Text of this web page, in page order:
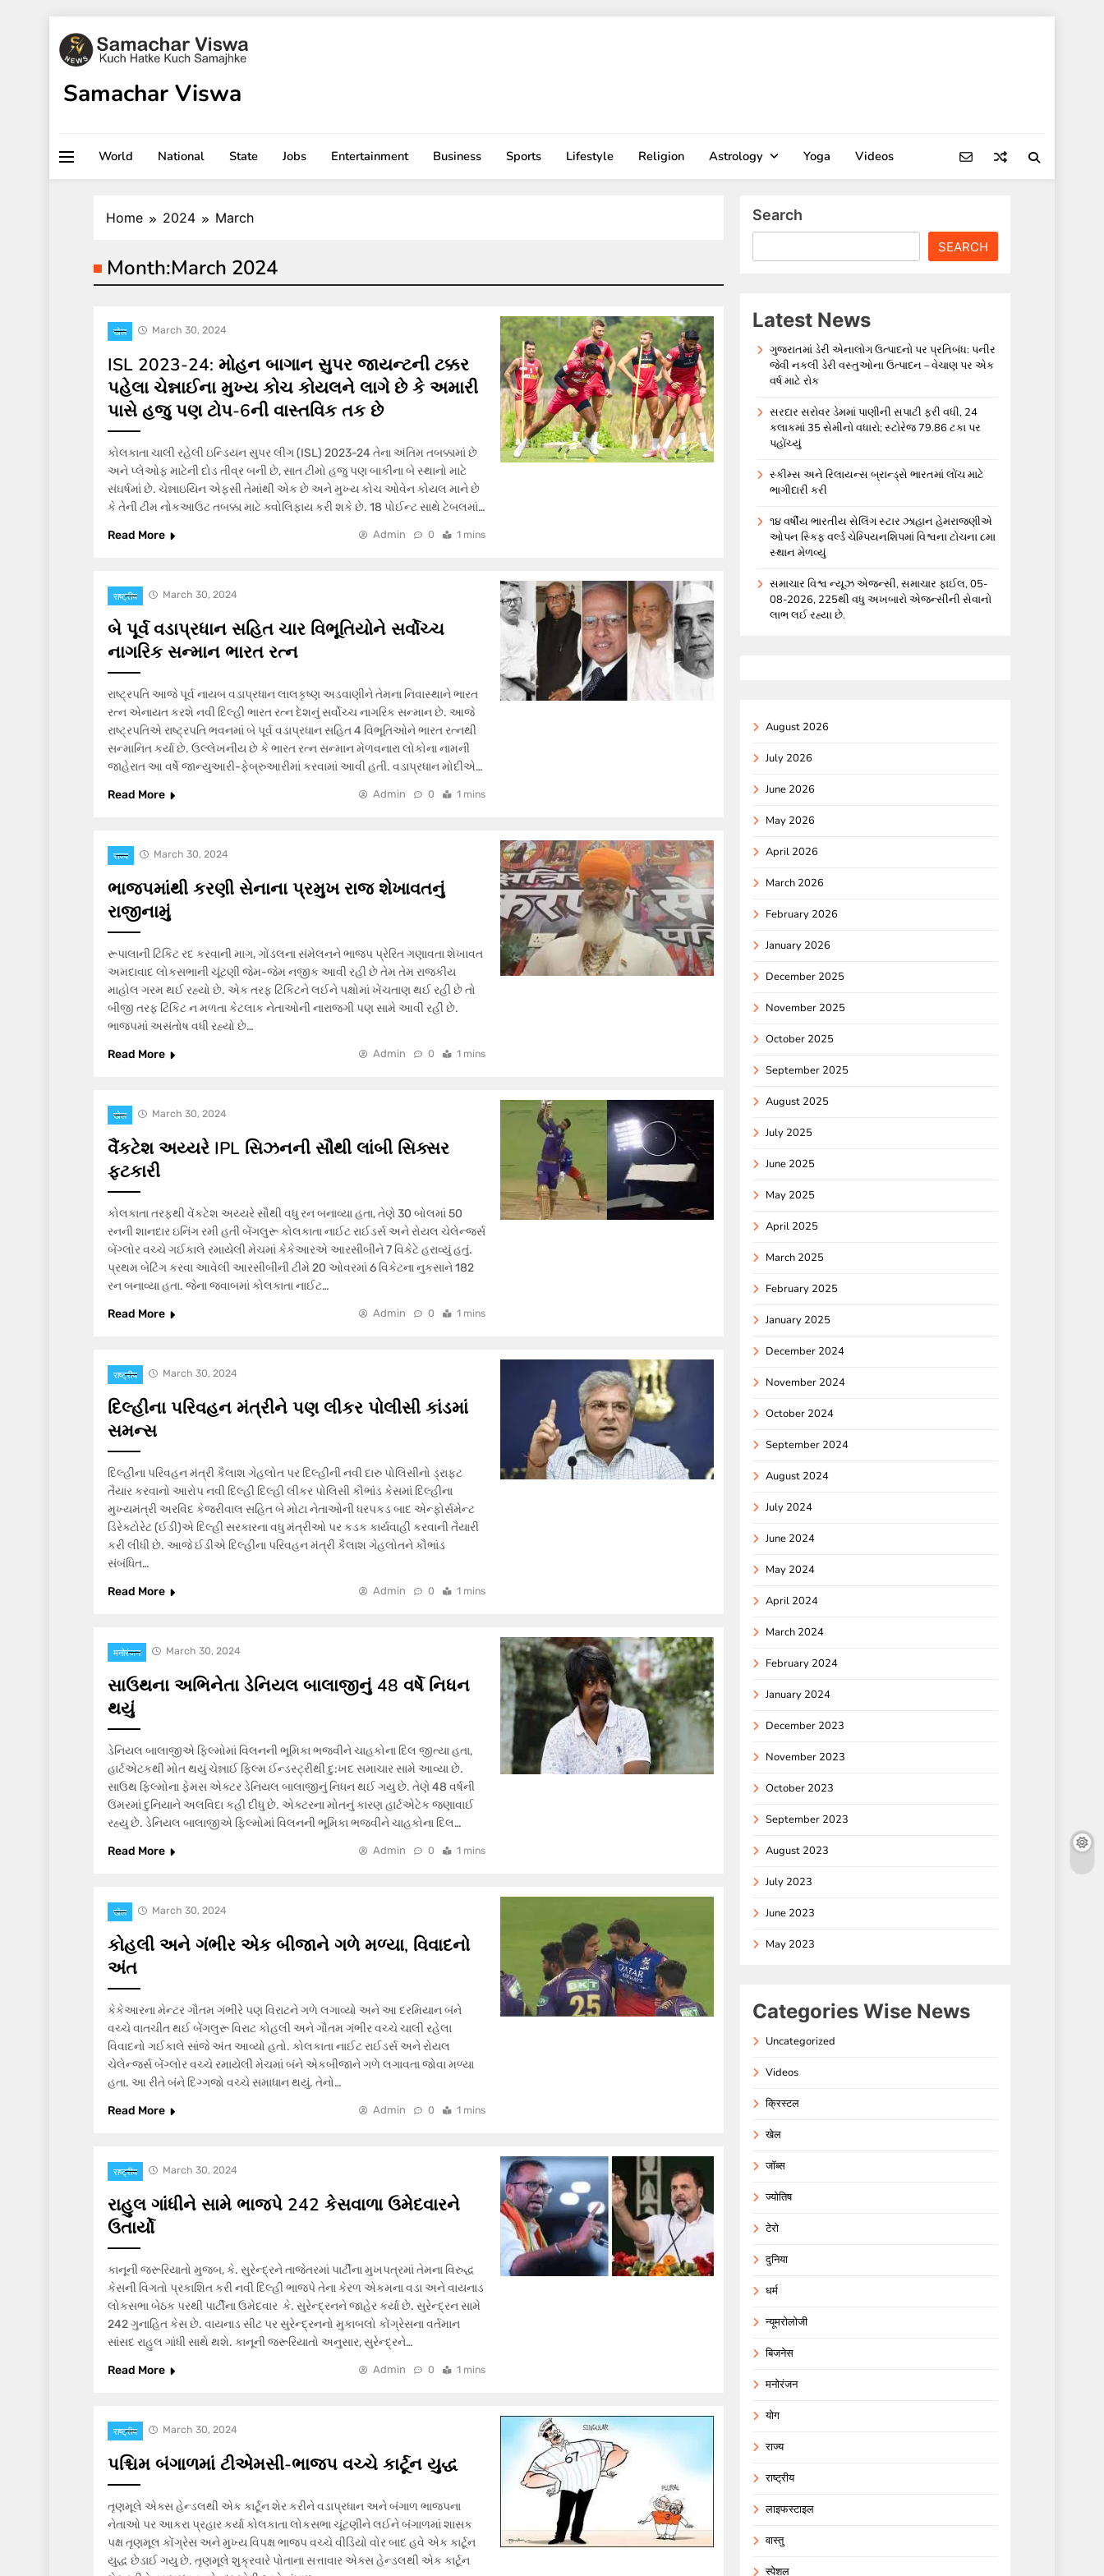
to
content
Samachar Viswa
World National State Jobs Entertainment Business Sports Lifestyle Religion Astrology Yoga Videos
Home 2024 March
Month:March 2024
खेल March 30, 2024
ISL 2023-24: મોહન બાગાન સુપર જાયન્ટની ટક્કર
પહેલા ચેન્નાઈના મુખ્ય કોચ કોયલને લાગે છે કે અમારી
પાસે હજુ પણ ટોપ-6ની વાસ્તવિક તક છે
કોલકાતા ચાલી રહેલી ઇન્ડિયન સુપર લીગ (ISL) 2023-24 તેના અંતિમ તબક્કામાં છે
અને પ્લેઓફ માટેની દોડ તીવ્ર બની છે, સાત ટીમો હજુ પણ બાકીના બે સ્થાનો માટે
સંઘર્ષમાં છે. ચેન્નાઇયિન એફસી તેમાંથી એક છે અને મુખ્ય કોચ ઓવેન કોયલ માને છે
કે તેની ટીમ નોકઆઉટ તબક્કા માટે ક્વોલિફાય કરી શકે છે. 18 પોઈન્ટ સાથે ટેબલમાં…
Read More
Admin 0 1 mins
राष्ट्रीय March 30, 2024
બે પૂર્વ વડાપ્રધાન સહિત ચાર વિભૂતિયોને સર્વોચ્ચ
નાગરિક સન્માન ભારત રત્ન
રાષ્ટ્રપતિ આજે પૂર્વ નાયબ વડાપ્રધાન લાલકૃષ્ણ અડવાણીને તેમના નિવાસ્થાને ભારત
રત્ન એનાયત કરશે નવી દિલ્હી ભારત રત્ન દેશનું સર્વોચ્ચ નાગરિક સન્માન છે. આજે
રાષ્ટ્રપતિએ રાષ્ટ્રપતિ ભવનમાં બે પૂર્વ વડાપ્રધાન સહિત 4 વિભૂતિઓને ભારત રત્નથી
સન્માનિત કર્યા છે. ઉલ્લેખનીય છે કે ભારત રત્ન સન્માન મેળવનારા લોકોના નામની
જાહેરાત આ વર્ષે જાન્યુઆરી-ફેબ્રુઆરીમાં કરવામાં આવી હતી. વડાપ્રધાન મોદીએ…
Read More
Admin 0 1 mins
राज्य March 30, 2024
ભાજપમાંથી કરણી સેનાના પ્રમુખ રાજ શેખાવતનું
રાજીનામું
રૂપાલાની ટિકિટ રદ કરવાની માગ, ગોંડલના સંમેલનને ભાજપ પ્રેરિત ગણાવતા શેખાવત
અમદાવાદ લોકસભાની ચૂંટણી જેમ-જેમ નજીક આવી રહી છે તેમ તેમ રાજકીય
માહોલ ગરમ થઈ રહ્યો છે. એક તરફ ટિકિટને લઈને પક્ષોમાં ખેંચતાણ થઈ રહી છે તો
બીજી તરફ ટિકિટ ન મળતા કેટલાક નેતાઓની નારાજગી પણ સામે આવી રહી છે.
ભાજપમાં અસંતોષ વધી રહ્યો છે…
Read More
Admin 0 1 mins
खेल March 30, 2024
વૈંકટેશ અય્યરે IPL સિઝનની સૌથી લાંબી સિક્સર
ફટકારી
કોલકાતા તરફથી વેંકટેશ અય્યરે સૌથી વધુ રન બનાવ્યા હતા, તેણે 30 બોલમાં 50
રનની શાનદાર ઇનિંગ રમી હતી બેંગલુરૂ કોલકાતા નાઈટ રાઈડર્સ અને રોયલ ચેલેન્જર્સ
બેંગ્લોર વચ્ચે ગઈકાલે રમાયેલી મેચમાં કેકેઆરએ આરસીબીને 7 વિકેટે હરાવ્યું હતું.
પ્રથમ બેટિંગ કરવા આવેલી આરસીબીની ટીમે 20 ઓવરમાં 6 વિકેટના નુકસાને 182
રન બનાવ્યા હતા. જેના જવાબમાં કોલકાતા નાઈટ…
Read More
Admin 0 1 mins
राष्ट्रीय March 30, 2024
દિલ્હીના પરિવહન મંત્રીને પણ લીકર પોલીસી કાંડમાં
સમન્સ
દિલ્હીના પરિવહન મંત્રી કૈલાશ ગેહલોત પર દિલ્હીની નવી દારુ પોલિસીનો ડ્રાફ્ટ
તૈયાર કરવાનો આરોપ નવી દિલ્હી દિલ્હી લીકર પોલિસી કૌભાંડ કેસમાં દિલ્હીના
મુખ્યમંત્રી અરવિંદ કેજરીવાલ સહિત બે મોટા નેતાઓની ધરપકડ બાદ એન્ફોર્સમેન્ટ
ડિરેક્ટોરેટ (ઈડી)એ દિલ્હી સરકારના વધુ મંત્રીઓ પર કડક કાર્યવાહી કરવાની તૈયારી
કરી લીધી છે. આજે ઈડીએ દિલ્હીના પરિવહન મંત્રી કૈલાશ ગેહલોતને કૌભાંડ
સંબંધિત…
Read More
Admin 0 1 mins
मनोरंजन March 30, 2024
સાઉથના અભિનેતા ડેનિયલ બાલાજીનું 48 વર્ષે નિધન
થયું
ડેનિયલ બાલાજીએ ફિલ્મોમાં વિલનની ભૂમિકા ભજવીને ચાહકોના દિલ જીત્યા હતા,
હાર્ટએટકથી મોત થયું ચેન્નાઈ ફિલ્મ ઈન્ડસ્ટ્રીથી દુ:ખદ સમાચાર સામે આવ્યા છે.
સાઉથ ફિલ્મોના ફેમસ એક્ટર ડેનિયલ બાલાજીનું નિધન થઈ ગયુ છે. તેણે 48 વર્ષની
ઉંમરમાં દુનિયાને અલવિદા કહી દીધુ છે. એક્ટરના મોતનું કારણ હાર્ટએટેક જણાવાઈ
રહ્યુ છે. ડેનિયલ બાલાજીએ ફિલ્મોમાં વિલનની ભૂમિકા ભજવીને ચાહકોના દિલ…
Read More
Admin 0 1 mins
खेल March 30, 2024
કોહલી અને ગંભીર એક બીજાને ગળે મળ્યા, વિવાદનો
અંત
કેકેઆરના મેન્ટર ગૌતમ ગંભીરે પણ વિરાટને ગળે લગાવ્યો અને આ દરમિયાન બંને
વચ્ચે વાતચીત થઈ બેંગલુરૂ વિરાટ કોહલી અને ગૌતમ ગંભીર વચ્ચે ચાલી રહેલા
વિવાદનો ગઈકાલે સાંજે અંત આવ્યો હતો. કોલકાતા નાઈટ રાઈડર્સ અને રોયલ
ચેલેન્જર્સ બેંગ્લોર વચ્ચે રમાયેલી મેચમાં બંને એકબીજાને ગળે લગાવતા જોવા મળ્યા
હતા. આ રીતે બંને દિગ્ગજો વચ્ચે સમાધાન થયું. તેનો…
Read More
Admin 0 1 mins
राष्ट्रीय March 30, 2024
રાહુલ ગાંધીને સામે ભાજપે 242 કેસવાળા ઉમેદવારને
ઉતાર્યો
કાનૂની જરૂરિયાતો મુજબ, કે. સુરેન્દ્રને તાજેતરમાં પાર્ટીના મુખપત્રમાં તેમના વિરુદ્ધ
કેસની વિગતો પ્રકાશિત કરી નવી દિલ્હી ભાજપે તેના કેરળ એકમના વડા અને વાયનાડ
લોકસભા બેઠક પરથી પાર્ટીના ઉમેદવાર કે. સુરેન્દ્રનને જાહેર કર્યા છે. સુરેન્દ્રન સામે
242 ગુનાહિત કેસ છે. વાયનાડ સીટ પર સુરેન્દ્રનનો મુકાબલો કોંગ્રેસના વર્તમાન
સાંસદ રાહુલ ગાંધી સાથે થશે. કાનૂની જરૂરિયાતો અનુસાર, સુરેન્દ્રને…
Read More
Admin 0 1 mins
राष्ट्रीय March 30, 2024
પશ્ચિમ બંગાળમાં ટીએમસી-ભાજપ વચ્ચે કાર્ટૂન યુદ્ધ
તૃણમૂલે એક્સ હેન્ડલથી એક કાર્ટૂન શેર કરીને વડાપ્રધાન અને બંગાળ ભાજપના
નેતાઓ પર આકરા પ્રહાર કર્યા કોલકાતા લોકસભા ચૂંટણીને લઈને બંગાળમાં શાસક
પક્ષ તૃણમૂલ કોંગ્રેસ અને મુખ્ય વિપક્ષ ભાજપ વચ્ચે વીડિયો વોર બાદ હવે એક કાર્ટૂન
યુદ્ધ છેડાઈ ગયુ છે. તૃણમૂલે શુક્રવારે પોતાના સત્તાવાર એક્સ હેન્ડલથી એક કાર્ટૂન
Search
SEARCH
Latest News
ગુજરાતમાં ડેરી એનાલોગ ઉત્પાદનો પર પ્રતિબંધ: પનીર
જેવી નકલી ડેરી વસ્તુઓના ઉત્પાદન – વેચાણ પર એક
વર્ષ માટે રોક
સરદાર સરોવર ડેમમાં પાણીની સપાટી ફરી વધી, 24
કલાકમાં 35 સેમીનો વધારો; સ્ટોરેજ 79.86 ટકા પર
પહોંચ્યું
સ્કીમ્સ અને રિલાયન્સ બ્રાન્ડ્સે ભારતમાં લોંચ માટે
ભાગીદારી કરી
૧૪ વર્ષીય ભારતીય સેલિંગ સ્ટાર ઝાહાન હેમરાજણીએ
ઓપન સ્કિફ વર્લ્ડ ચેમ્પિયનશિપમાં વિશ્વના ટોચના ૮મા
સ્થાન મેળવ્યું
સમાચાર વિશ્વ ન્યૂઝ એજન્સી, સમાચાર ફાઈલ, 05-
08-2026, 225થી વધુ અખબારો એજન્સીની સેવાનો
લાભ લઈ રહ્યા છે.
August 2026
July 2026
June 2026
May 2026
April 2026
March 2026
February 2026
January 2026
December 2025
November 2025
October 2025
September 2025
August 2025
July 2025
June 2025
May 2025
April 2025
March 2025
February 2025
January 2025
December 2024
November 2024
October 2024
September 2024
August 2024
July 2024
June 2024
May 2024
April 2024
March 2024
February 2024
January 2024
December 2023
November 2023
October 2023
September 2023
August 2023
July 2023
June 2023
May 2023
Categories Wise News
Uncategorized
Videos
क्रिस्टल
खेल
जॉब्स
ज्योतिष
टेरो
दुनिया
धर्म
न्यूमरोलोजी
बिजनेस
मनोरंजन
योग
राज्य
राष्ट्रीय
लाइफस्टाइल
वास्तु
स्पेशल